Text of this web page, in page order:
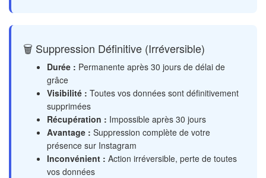
🗑️ Suppression Définitive (Irréversible)
Durée : Permanente après 30 jours de délai de
grâce
Visibilité : Toutes vos données sont définitivement
supprimées
Récupération : Impossible après 30 jours
Avantage : Suppression complète de votre
présence sur Instagram
Inconvénient : Action irréversible, perte de toutes
vos données